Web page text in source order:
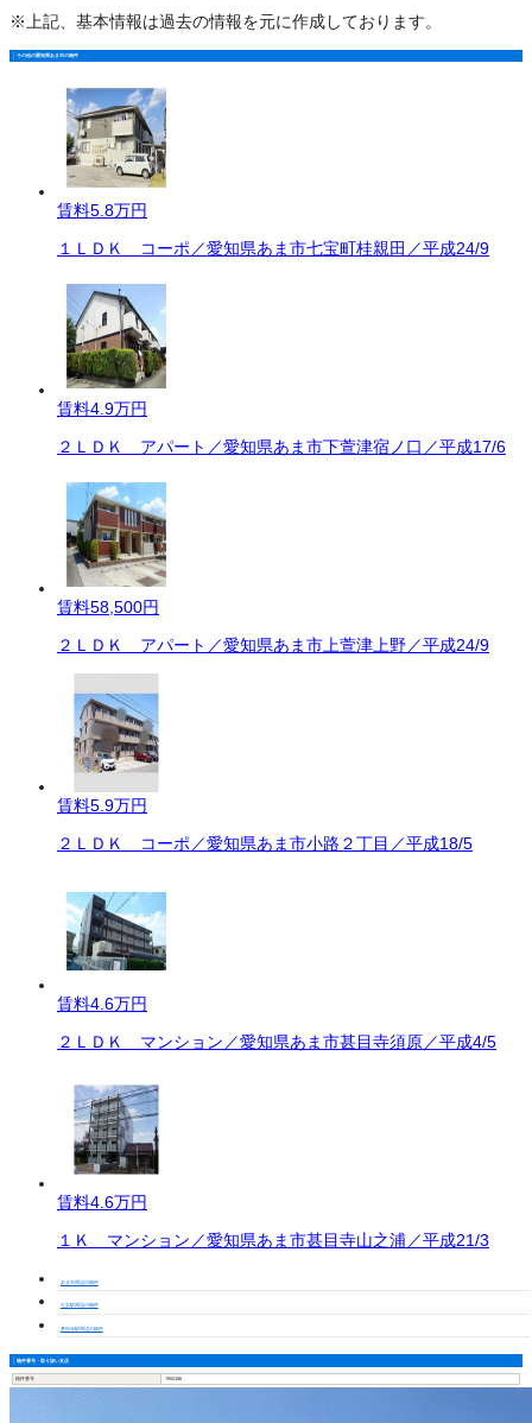
※上記、基本情報は過去の情報を元に作成しております。
その他の愛知県あま市の物件
賃料5.8万円
１ＬＤＫ コーポ／愛知県あま市七宝町桂親田／平成24/9
賃料4.9万円
２ＬＤＫ アパート／愛知県あま市下萱津宿ノ口／平成17/6
賃料58,500円
２ＬＤＫ アパート／愛知県あま市上萱津上野／平成24/9
賃料5.9万円
２ＬＤＫ コーポ／愛知県あま市小路２丁目／平成18/5
賃料4.6万円
２ＬＤＫ マンション／愛知県あま市甚目寺須原／平成4/5
賃料4.6万円
１Ｋ マンション／愛知県あま市甚目寺山之浦／平成21/3
あま市周辺の物件
七宝駅周辺の物件
甚目寺駅周辺の物件
物件番号・取り扱い支店
物件番号 7850186